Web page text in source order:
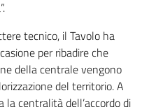
tecnico, il Tavolo ha
per ribadire che
della centrale vengono
del territorio. A
centralità dell’accordo di